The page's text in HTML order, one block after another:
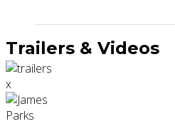
Trailers & Videos
x